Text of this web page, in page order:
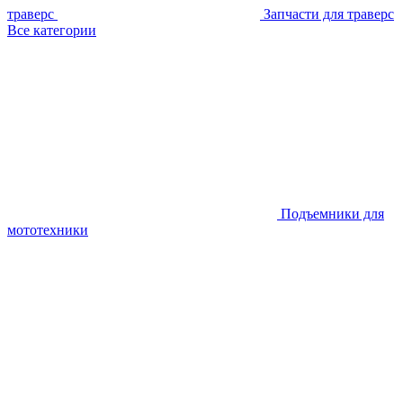
траверс
Запчасти для траверс
Все категории
Подъемники для
мототехники